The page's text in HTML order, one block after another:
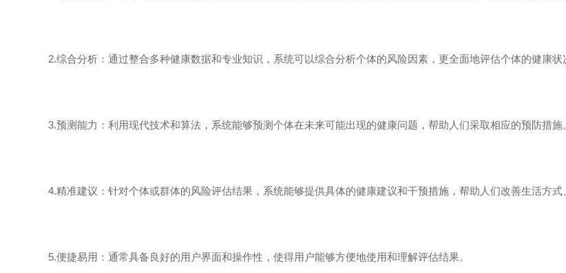
2.综合分析：通过整合多种健康数据和专业知识，系统可以综合分析个体的风险因素，更全面地评估个体的健康状
3.预测能力：利用现代技术和算法，系统能够预测个体在未来可能出现的健康问题，帮助人们采取相应的预防措施
4.精准建议：针对个体或群体的风险评估结果，系统能够提供具体的健康建议和干预措施，帮助人们改善生活方式
5.便捷易用：通常具备良好的用户界面和操作性，使得用户能够方便地使用和理解评估结果。